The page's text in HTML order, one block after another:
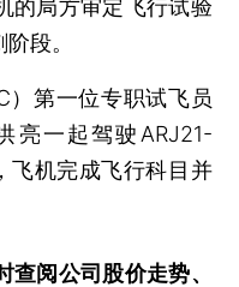
的局方审定飞行试验
段。
第一位专职试飞员
亮一起驾驶ARJ21-
飞机完成飞行科目并
查阅公司股价走势、